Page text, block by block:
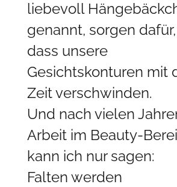
liebevoll
genannt, sorgen dafür,
dass unsere
Gesichtskonturen mit
Zeit verschwinden.
Und nach vielen
Arbeit im Beauty-
kann ich nur sagen:
Falten werden